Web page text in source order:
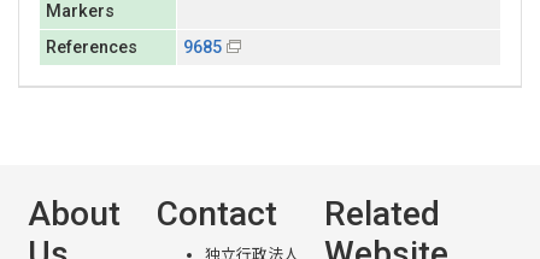
Markers
References
9685
About
Contact
独立行政法人
Related